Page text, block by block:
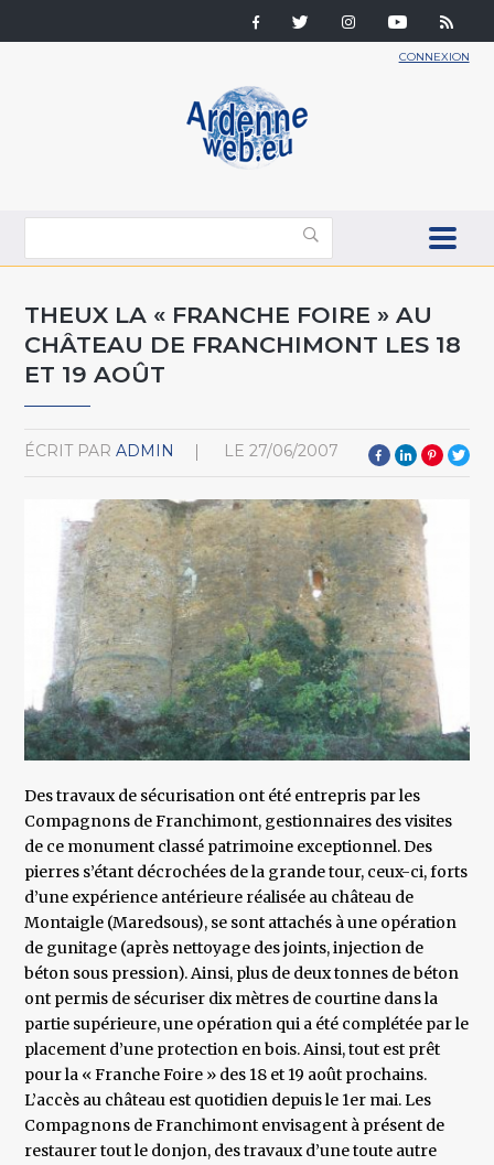
CONNEXION
THEUX LA « FRANCHE FOIRE » AU
CHÂTEAU DE FRANCHIMONT LES 18
ET 19 AOÛT
ÉCRIT PAR ADMIN LE 27/06/2007
Des travaux de sécurisation ont été entrepris par les
Compagnons de Franchimont, gestionnaires des visites
de ce monument classé patrimoine exceptionnel. Des
pierres s’étant décrochées de la grande tour, ceux-ci, forts
d’une expérience antérieure réalisée au château de
Montaigle (Maredsous), se sont attachés à une opération
de gunitage (après nettoyage des joints, injection de
béton sous pression). Ainsi, plus de deux tonnes de béton
ont permis de sécuriser dix mètres de courtine dans la
partie supérieure, une opération qui a été complétée par le
placement d’une protection en bois. Ainsi, tout est prêt
pour la « Franche Foire » des 18 et 19 août prochains.
L’accès au château est quotidien depuis le 1er mai. Les
Compagnons de Franchimont envisagent à présent de
restaurer tout le donjon, des travaux d’une toute autre